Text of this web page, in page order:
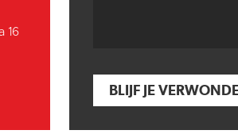
16
BLIJF JE